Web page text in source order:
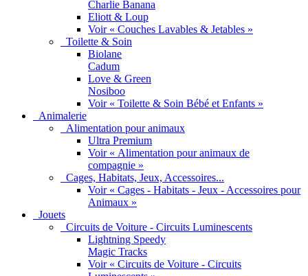
Charlie Banana
Eliott & Loup
Voir « Couches Lavables & Jetables »
Toilette & Soin
Biolane
Cadum
Love & Green
Nosiboo
Voir « Toilette & Soin Bébé et Enfants »
Animalerie
Alimentation pour animaux
Ultra Premium
Voir « Alimentation pour animaux de
compagnie »
Cages, Habitats, Jeux, Accessoires...
Voir « Cages - Habitats - Jeux - Accessoires pour
Animaux »
Jouets
Circuits de Voiture - Circuits Luminescents
Lightning Speedy
Magic Tracks
Voir « Circuits de Voiture - Circuits